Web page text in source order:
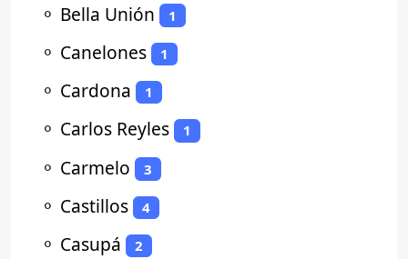
⚬ Bella Unión 1
⚬ Canelones 1
⚬ Cardona 1
⚬ Carlos Reyles 1
⚬ Carmelo 3
⚬ Castillos 4
⚬ Casupá 2